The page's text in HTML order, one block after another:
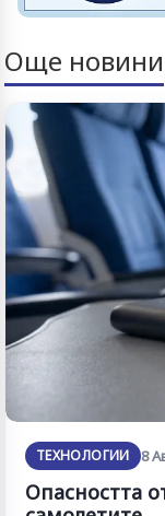
Още новини
ТЕХНОЛОГИИ 8
Опасността